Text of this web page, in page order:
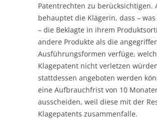
Patentrechten zu berücksichtigen.
behauptet die Klägerin, dass –
– die Beklagte in ihrem
andere Produkte als die
Ausführungsformen verfüge,
Klagepatent nicht verletzen
stattdessen angeboten werden
eine Aufbrauchfrist von 10
ausscheiden, weil diese mit der
Klagepatents zusammenfalle.